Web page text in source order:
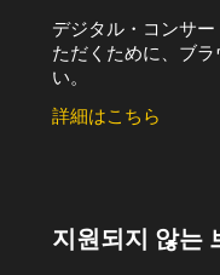
デジタル・コンサ
ただくために、ブ
い。
詳細はこちら
지원되지 않는